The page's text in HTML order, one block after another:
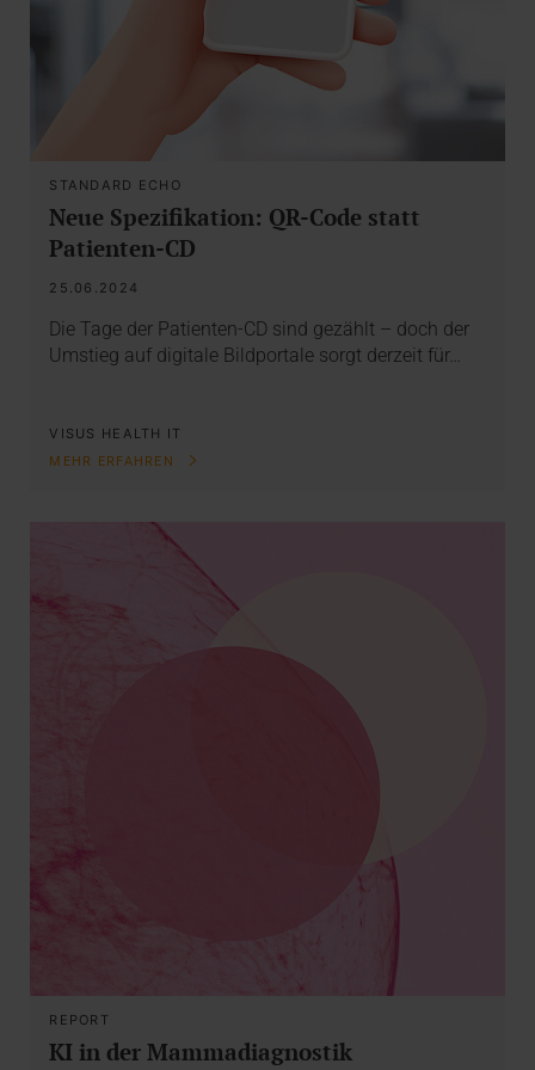
STANDARD ECHO
Neue Spezifikation: QR-Code statt
Patienten-CD
25.06.2024
Die Tage der Patienten-CD sind gezählt – doch der
Umstieg auf digitale Bildportale sorgt derzeit für…
VISUS HEALTH IT
MEHR ERFAHREN
REPORT
KI in der Mammadiagnostik